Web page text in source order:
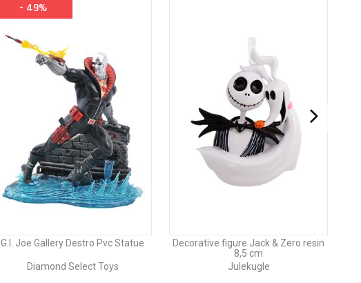
- 49%
G.I. Joe Gallery Destro Pvc Statue
Diamond Select Toys
Decorative figure Jack & Zero resin
8,5 cm
Julekugle